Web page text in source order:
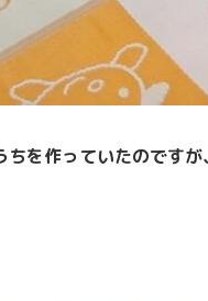
ちを作っていたのです